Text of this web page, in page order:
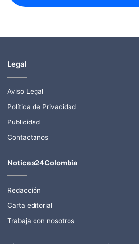
Legal
Aviso Legal
Política de Privacidad
Publicidad
Contactanos
Noticas24Colombia
Redacción
Carta editorial
Trabaja con nosotros